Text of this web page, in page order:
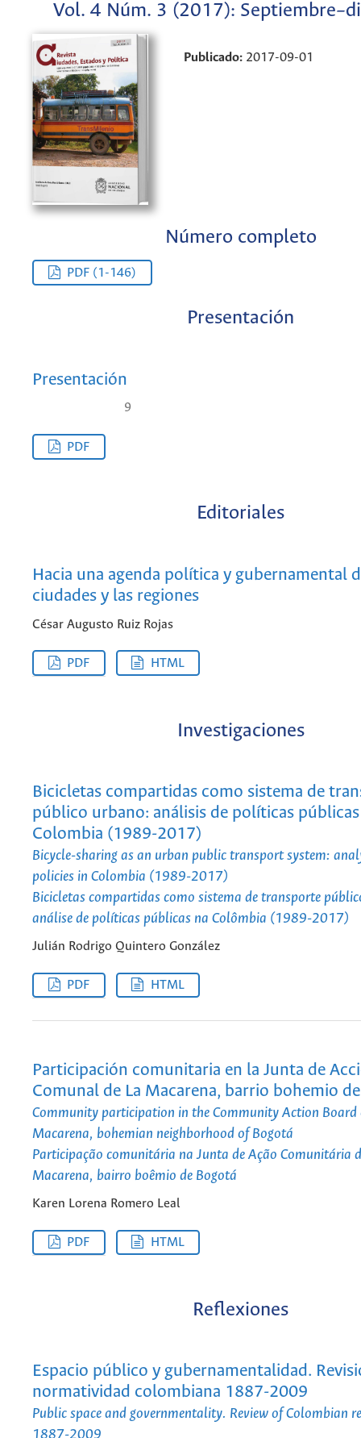
Vol. 4 Núm. 3 (2017):
Publicado: 2017-09-01
Número completo
PDF (1-146)
Presentación
Presentación
9
PDF
Editoriales
Hacia una agenda política y gubernamental
ciudades y las regiones
César Augusto Ruiz Rojas
PDF HTML
Investigaciones
Bicicletas compartidas como sistema de
público urbano: análisis de políticas
Colombia (1989-2017)
Bicycle-sharing as an urban public transport system:
policies in Colombia (1989-2017)
Bicicletas compartidas como sistema de transporte
análise de políticas públicas na Colômbia (1989-2017)
Julián Rodrigo Quintero González
PDF HTML
Participación comunitaria en la Junta de
Comunal de La Macarena, barrio bohemio
Community participation in the Community Action Board
Macarena, bohemian neighborhood of Bogotá
Participação comunitária na Junta de Ação Comunitária
Macarena, bairro boêmio de Bogotá
Karen Lorena Romero Leal
PDF HTML
Reflexiones
Espacio público y gubernamentalidad.
normatividad colombiana 1887-2009
Public space and governmentality. Review of Colombian